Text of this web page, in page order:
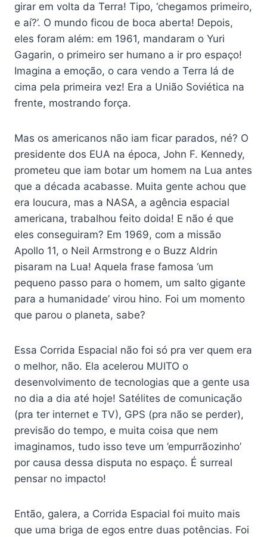
girar em volta da Terra! Tipo, ‘chegamos primeiro,
e aí?’. O mundo ficou de boca aberta! Depois,
eles foram além: em 1961, mandaram o Yuri
Gagarin, o primeiro ser humano a ir pro espaço!
Imagina a emoção, o cara vendo a Terra lá de
cima pela primeira vez! Era a União Soviética na
frente, mostrando força.
Mas os americanos não iam ficar parados, né? O
presidente dos EUA na época, John F. Kennedy,
prometeu que iam botar um homem na Lua antes
que a década acabasse. Muita gente achou que
era loucura, mas a NASA, a agência espacial
americana, trabalhou feito doida! E não é que
eles conseguiram? Em 1969, com a missão
Apollo 11, o Neil Armstrong e o Buzz Aldrin
pisaram na Lua! Aquela frase famosa ‘um
pequeno passo para o homem, um salto gigante
para a humanidade’ virou hino. Foi um momento
que parou o planeta, sabe?
Essa Corrida Espacial não foi só pra ver quem era
o melhor, não. Ela acelerou MUITO o
desenvolvimento de tecnologias que a gente usa
no dia a dia até hoje! Satélites de comunicação
(pra ter internet e TV), GPS (pra não se perder),
previsão do tempo, e muita coisa que nem
imaginamos, tudo isso teve um ’empurrãozinho’
por causa dessa disputa no espaço. É surreal
pensar no impacto!
Então, galera, a Corrida Espacial foi muito mais
que uma briga de egos entre duas potências. Foi